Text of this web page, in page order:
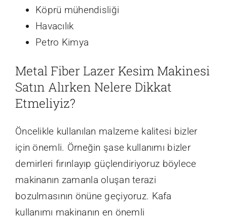
Köprü mühendisliği
Havacılık
Petro Kimya
Metal Fiber Lazer Kesim Makinesi
Satın Alırken Nelere Dikkat
Etmeliyiz?
Öncelikle kullanılan malzeme kalitesi bizler
için önemli. Örneğin şase kullanımı bizler
demirleri fırınlayıp güçlendiriyoruz böylece
makinanın zamanla oluşan terazi
bozulmasının önüne geçiyoruz. Kafa
kullanımı makinanın en önemli